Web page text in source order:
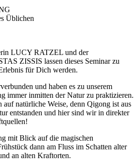
Üblichen
LUCY RATZEL und der
ZISSIS lassen dieses Seminar zu
für Dich werden.
und haben es zu unserem
immer inmitten der Natur zu praktizieren.
auf natürliche Weise, denn Qigong ist aus
entstanden und hier sind wir in direkter
mit Blick auf die magischen
dann am Fluss im Schatten alter
an alten Kraftorten.